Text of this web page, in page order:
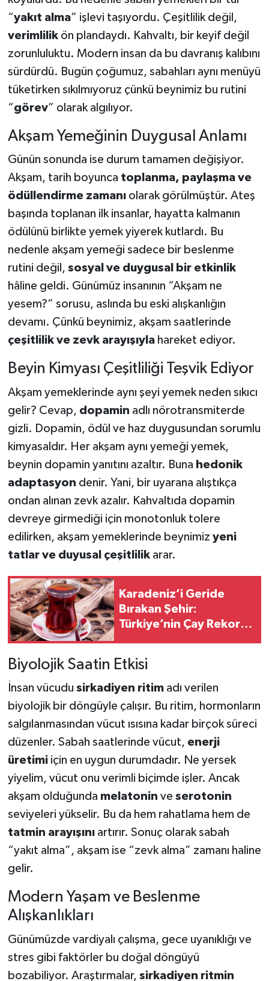
“yakıt alma” işlevi taşıyordu. Çeşitlilik değil,
verimlilikön plandaydı. Kahvaltı, bir keyif değil
zorunluluktu. Modern insan da bu davranış kalıbını
sürdürdü. Bugün çoğumuz, sabahları aynı menüyü
tüketirken sıkılmıyoruz çünkü beynimiz bu rutini
“görev” olarak algılıyor.
Akşam Yemeğinin Duygusal Anlamı
Günün sonunda ise durum tamamen değişiyor.
Akşam, tarih boyunca toplanma, paylaşma ve
ödüllendirme zamanıolarak görülmüştür. Ateş
başında toplanan ilk insanlar, hayatta kalmanın
ödülünü birlikte yemek yiyerek kutlardı. Bu
nedenle akşam yemeği sadece bir beslenme
rutini değil, sosyal ve duygusal bir etkinlik
hâline geldi. Günümüz insanının “Akşam ne
yesem?” sorusu, aslında bu eski alışkanlığın
devamı. Çünkü beynimiz, akşam saatlerinde
çeşitlilik ve zevk arayışıylahareket ediyor.
Beyin Kimyası Çeşitliliği Teşvik Ediyor
Akşam yemeklerinde aynı şeyi yemek neden sıkıcı
gelir? Cevap, dopamin adlı nörotransmiterde
gizli. Dopamin, ödül ve haz duygusundan sorumlu
kimyasaldır. Her akşam aynı yemeği yemek,
beynin dopamin yanıtını azaltır. Buna hedonik
adaptasyon denir. Yani, bir uyarana alıştıkça
ondan alınan zevk azalır. Kahvaltıda dopamin
devreye girmediği için monotonluk tolere
edilirken, akşam yemeklerinde beynimiz yeni
tatlar ve duyusal çeşitlilikarar.
Karadeniz’i Geride
Bırakan Şehir:
Türkiye’nin Çay Rekoru
Biyolojik Saatin Etkisi
İnsan vücudu sirkadiyen ritimadı verilen
biyolojik bir döngüyle çalışır. Bu ritim, hormonların
salgılanmasından vücut ısısına kadar birçok süreci
düzenler. Sabah saatlerinde vücut, enerji
üretimiiçin en uygun durumdadır. Ne yersek
yiyelim, vücut onu verimli biçimde işler. Ancak
akşam olduğunda melatonin ve serotonin
seviyeleri yükselir. Bu da hem rahatlama hem de
tatmin arayışınıartırır. Sonuç olarak sabah
“yakıt alma”, akşam ise “zevk alma” zamanı haline
gelir.
Modern Yaşam ve Beslenme
Alışkanlıkları
Günümüzde vardiyalı çalışma, gece uyanıklığı ve
stres gibi faktörler bu doğal döngüyü
bozabiliyor. Araştırmalar, sirkadiyen ritmin